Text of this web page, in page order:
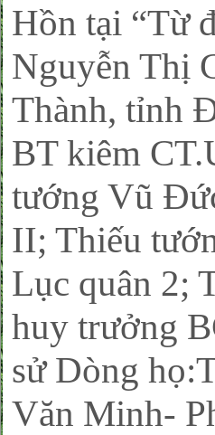
Hồn tại “Từ
Nguyễn Thị
Thành, tỉnh
BT kiêm
tướng Vũ
II; Thiếu
Lục quân 2;
huy trưởng
sử Dòng
Văn Minh-